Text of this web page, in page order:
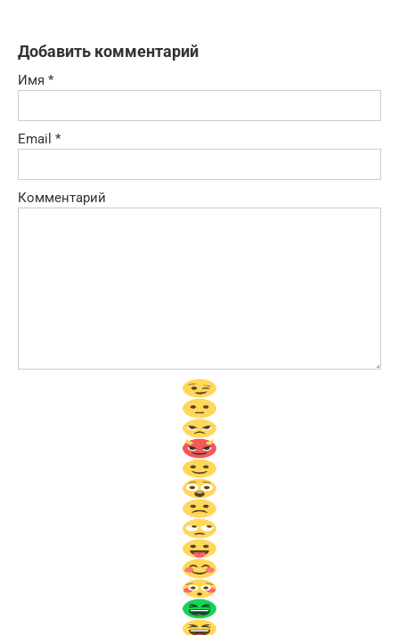
Добавить комментарий
Имя *
Email *
Комментарий